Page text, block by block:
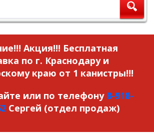
Акция!!! Бесплатная
по г. Краснодару и
краю от 1 канистры!!!
или по телефону 8-918-
Сергей (отдел продаж)